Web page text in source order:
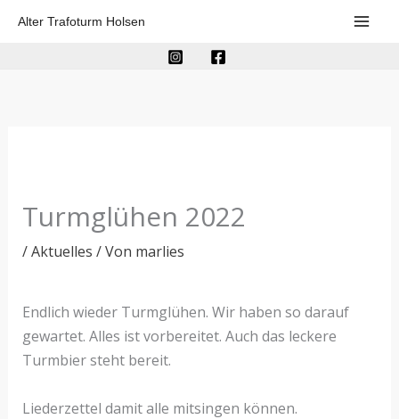
Alter Trafoturm Holsen
Turmglühen 2022
/Aktuelles / Von marlies
Endlich wieder Turmglühen. Wir haben so darauf
gewartet. Alles ist vorbereitet. Auch das leckere
Turmbier steht bereit.
Liederzettel damit alle mitsingen können.